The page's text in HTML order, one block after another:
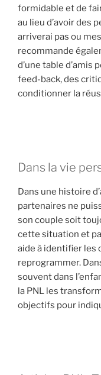
formidable et de
au lieu d’avoir des
arriverai pas ou
recommande
d’une table d’amis
feed-back, des
conditionner la
Dans la vie
Dans une histoire
partenaires ne
son couple soit
cette situation et
aide à identifier les
reprogrammer.
souvent dans
la PNL les
objectifs pour